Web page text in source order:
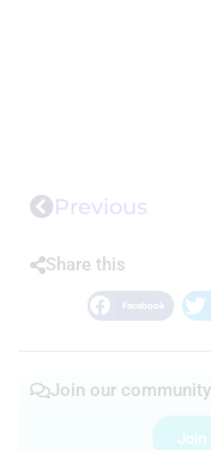
Previous
Share this
Facebook
Join our community
Join